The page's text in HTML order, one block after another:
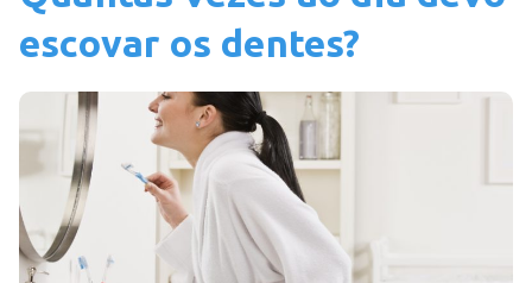
escovar os dentes?